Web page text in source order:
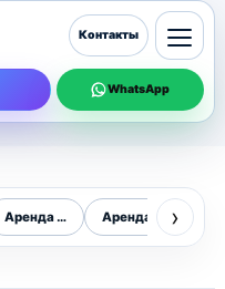
WhatsApp
Контакты
Аренда в городеАренда по области
›